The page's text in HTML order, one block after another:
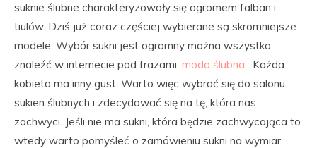
suknie ślubne charakteryzowały się ogromem falban i
tiulów. Dziś już coraz częściej wybierane są skromniejsze
modele. Wybór sukni jest ogromny można wszystko
znaleźć w internecie pod frazami: moda ślubna . Każda
kobieta ma inny gust. Warto więc wybrać się do salonu
sukien ślubnych i zdecydować się na tę, która nas
zachwyci. Jeśli nie ma sukni, która będzie zachwycająca to
wtedy warto pomyśleć o zamówieniu sukni na wymiar.